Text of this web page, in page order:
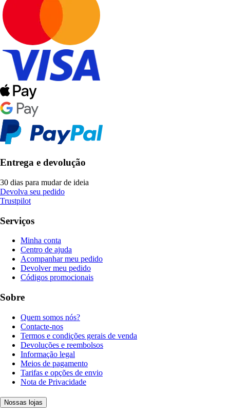
Entrega e devolução
30 dias para mudar de ideia
Devolva seu pedido
Trustpilot
Serviços
Minha conta
Centro de ajuda
Acompanhar meu pedido
Devolver meu pedido
Códigos promocionais
Sobre
Quem somos nós?
Contacte-nos
Termos e condições gerais de venda
Devoluções e reembolsos
Informação legal
Meios de pagamento
Tarifas e opções de envio
Nota de Privacidade
Nossas lojas